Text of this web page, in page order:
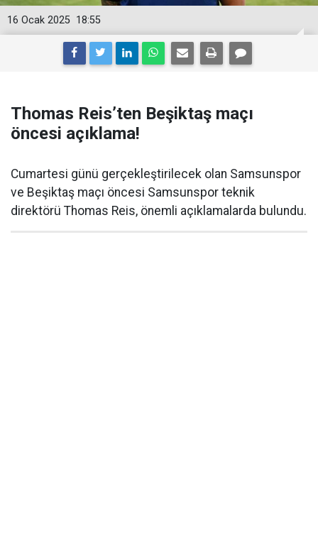
18:55
16 Ocak 2025
Thomas Reis’ten Beşiktaş maçı
öncesi açıklama!
Cumartesi günü gerçekleştirilecek olan Samsunspor
ve Beşiktaş maçı öncesi Samsunspor teknik
direktörü Thomas Reis, önemli açıklamalarda bulundu.